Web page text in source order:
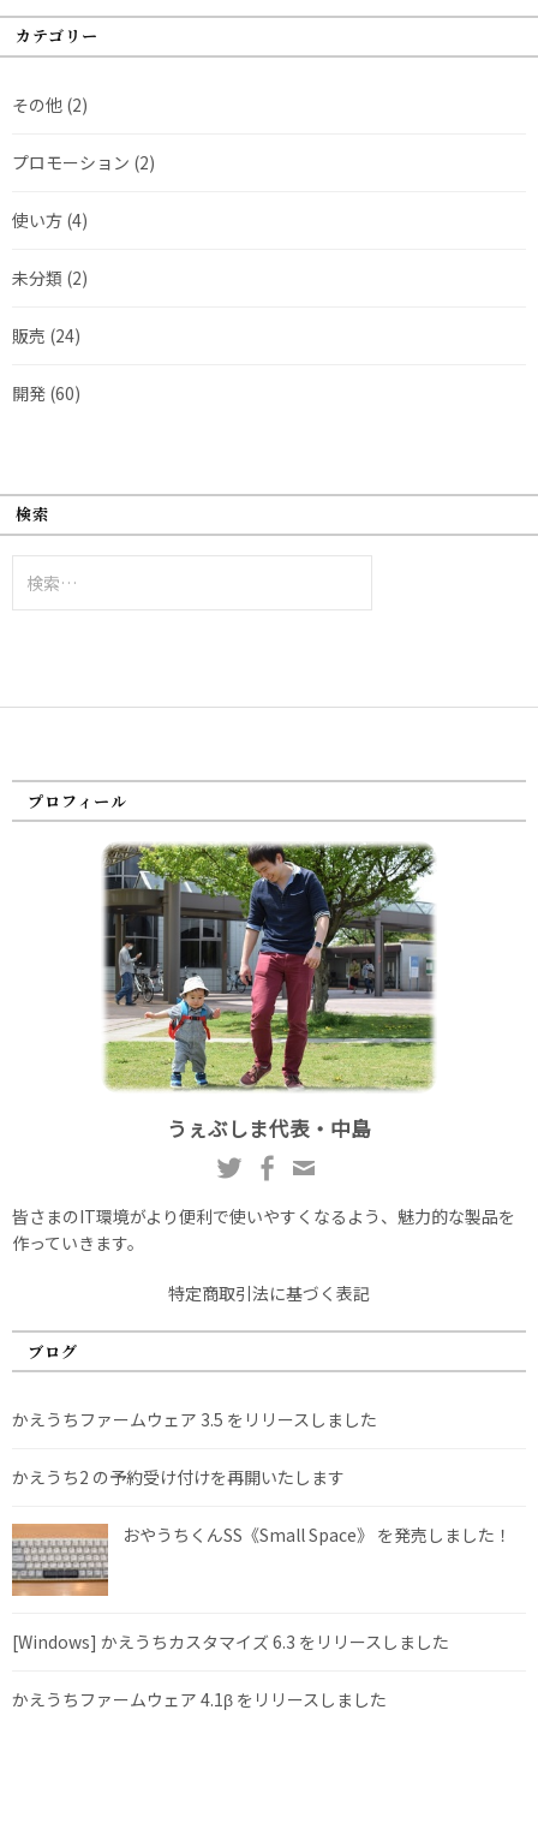
カテゴリー
その他 (2)
プロモーション (2)
使い方 (4)
未分類 (2)
販売 (24)
開発 (60)
検索
索:
プロフィール
うぇぶしま代表・中島
皆さまのIT環境がより便利で使いやすくなるよう、魅力的な製品を
作っていきます。
特定商取引法に基づく表記
ブログ
かえうちファームウェア 3.5 をリリースしました
かえうち2 の予約受け付けを再開いたします
おやうちくんSS《Small Space》 を発売しました！
[Windows] かえうちカスタマイズ 6.3 をリリースしました
かえうちファームウェア 4.1β をリリースしました